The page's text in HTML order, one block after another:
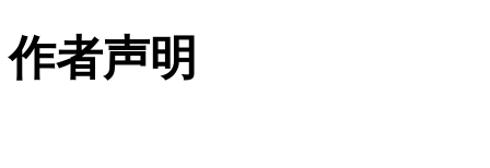
作者声明